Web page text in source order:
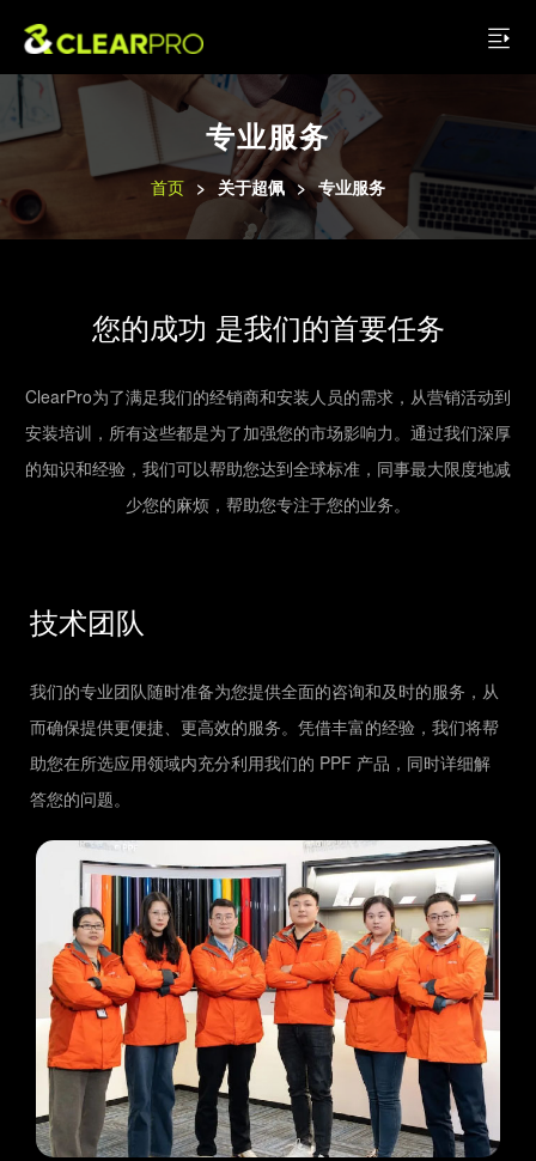
专业服务
首页 > 关于超佩 > 专业服务
您的成功 是我们的首要任务
ClearPro为了满足我们的经销商和安装人员的需求，从营销活动到
安装培训，所有这些都是为了加强您的市场影响力。通过我们深厚
的知识和经验，我们可以帮助您达到全球标准，同事最大限度地减
少您的麻烦，帮助您专注于您的业务。
技术团队
我们的专业团队随时准备为您提供全面的咨询和及时的服务，从
而确保提供更便捷、更高效的服务。凭借丰富的经验，我们将帮
助您在所选应用领域内充分利用我们的 PPF 产品，同时详细解
答您的问题。